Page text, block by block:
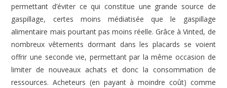
permettant d’éviter ce qui constitue une grande source de
gaspillage, certes moins médiatisée que le gaspillage
alimentaire mais pourtant pas moins réelle. Grâce à Vinted, de
nombreux vêtements dormant dans les placards se voient
offrir une seconde vie, permettant par la même occasion de
limiter de nouveaux achats et donc la consommation de
ressources. Acheteurs (en payant à moindre coût) comme